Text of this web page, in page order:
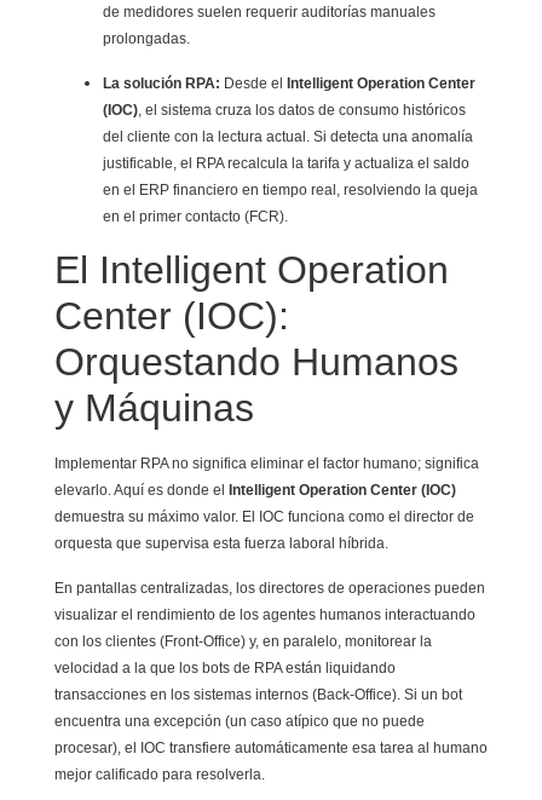
de medidores suelen requerir auditorías manuales
prolongadas.
La solución RPA: Desde el Intelligent Operation Center
(IOC), el sistema cruza los datos de consumo históricos
del cliente con la lectura actual. Si detecta una anomalía
justificable, el RPA recalcula la tarifa y actualiza el saldo
en el ERP financiero en tiempo real, resolviendo la queja
en el primer contacto (FCR).
El Intelligent Operation
Center (IOC):
Orquestando Humanos
y Máquinas
Implementar RPA no significa eliminar el factor humano; significa
elevarlo. Aquí es donde el
Intelligent Operation Center (IOC)
demuestra su máximo valor. El IOC funciona como el director de
orquesta que supervisa esta fuerza laboral híbrida.
En pantallas centralizadas, los directores de operaciones pueden
visualizar el rendimiento de los agentes humanos interactuando
con los clientes (Front-Office) y, en paralelo, monitorear la
velocidad a la que los bots de RPA están liquidando
transacciones en los sistemas internos (Back-Office). Si un bot
encuentra una excepción (un caso atípico que no puede
procesar), el IOC transfiere automáticamente esa tarea al humano
mejor calificado para resolverla.